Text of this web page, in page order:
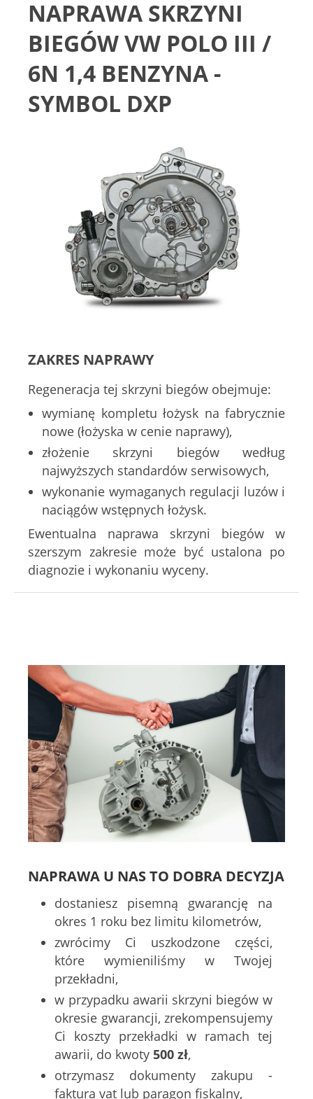
NAPRAWA SKRZYNI
BIEGÓW VW POLO III /
6N 1,4 BENZYNA -
SYMBOL DXP
ZAKRES NAPRAWY
Regeneracja tej skrzyni biegów obejmuje:
wymianę kompletu łożysk na fabrycznie
nowe (łożyska w cenie naprawy),
złożenie skrzyni biegów według
najwyższych standardów serwisowych,
wykonanie wymaganych regulacji luzów i
naciągów wstępnych łożysk.
Ewentualna naprawa skrzyni biegów w
szerszym zakresie może być ustalona po
diagnozie i wykonaniu wyceny.
NAPRAWA U NAS TO DOBRA DECYZJA
dostaniesz pisemną gwarancję na
okres 1 roku bez limitu kilometrów,
zwrócimy Ci uszkodzone części,
które wymieniliśmy w Twojej
przekładni,
w przypadku awarii skrzyni biegów w
okresie gwarancji, zrekompensujemy
Ci koszty przekładki w ramach tej
awarii, do kwoty500 zł,
otrzymasz dokumenty zakupu -
faktura vat lub paragon fiskalny,